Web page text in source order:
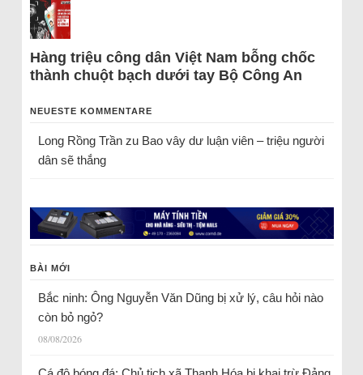
Hàng triệu công dân Việt Nam bỗng chốc
thành chuột bạch dưới tay Bộ Công An
NEUESTE KOMMENTARE
Long Rồng Trầnzu Bao vây dư luận viên – triệu người
dân sẽ thắng
BÀI MỚI
Bắc ninh: Ông Nguyễn Văn Dũng bị xử lý, câu hỏi nào
còn bỏ ngỏ?
08/08/2026